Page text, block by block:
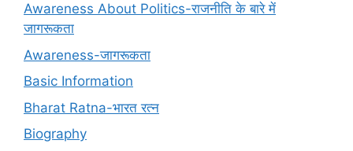
Awareness About Politics-राजनीति के बारे में
जागरूकता
Awareness-जागरूकता
Basic Information
Bharat Ratna-भारत रत्न
Biography